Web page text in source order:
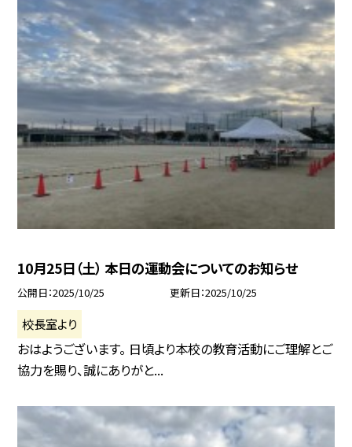
10月25日（土） 本日の運動会についてのお知らせ
公開日 2025/10/25 更新日 2025/10/25
校長室より
おはようございます。 日頃より本校の教育活動にご理解とご
協力を賜り、誠にありがと...